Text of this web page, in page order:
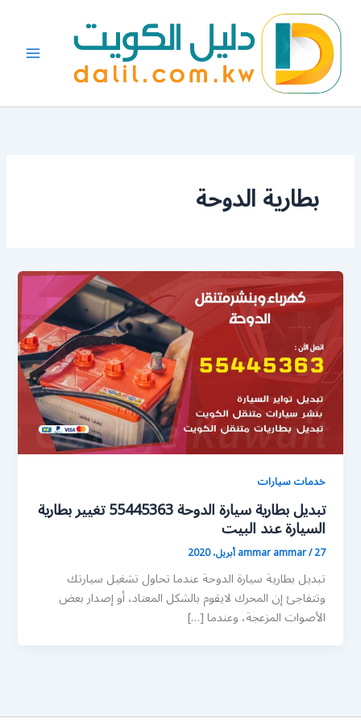
المحتوى
بطارية الدوحة
خدمات سيارات
تبديل بطارية سيارة الدوحة 55445363 تغيير بطارية
السيارة عند البيت
ammar ammar/27 أبريل، 2020
تبديل بطارية سيارة الدوحة عندما تحاول تشغيل سيارتك
وتتفاجئ إن المحرك لايقوم بالشكل المعتاد، أو إصدار بعض
الأصوات المزعجة، وعندما […]